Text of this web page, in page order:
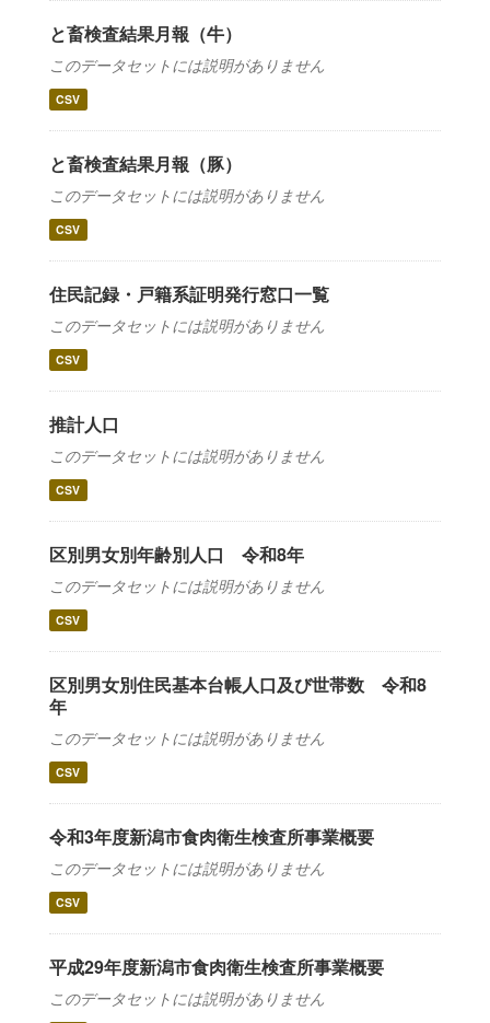
と畜検査結果月報（牛）
このデータセットには説明がありません
CSV
と畜検査結果月報（豚）
このデータセットには説明がありません
CSV
住民記録・戸籍系証明発行窓口一覧
このデータセットには説明がありません
CSV
推計人口
このデータセットには説明がありません
CSV
区別男女別年齢別人口 令和8年
このデータセットには説明がありません
CSV
区別男女別住民基本台帳人口及び世帯数 令和8
年
このデータセットには説明がありません
CSV
令和3年度新潟市食肉衛生検査所事業概要
このデータセットには説明がありません
CSV
平成29年度新潟市食肉衛生検査所事業概要
このデータセットには説明がありません